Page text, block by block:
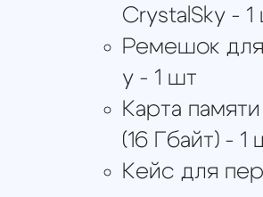
Perpetual License, 1-Year
Руководства и видеоуроки
по эксплуатации